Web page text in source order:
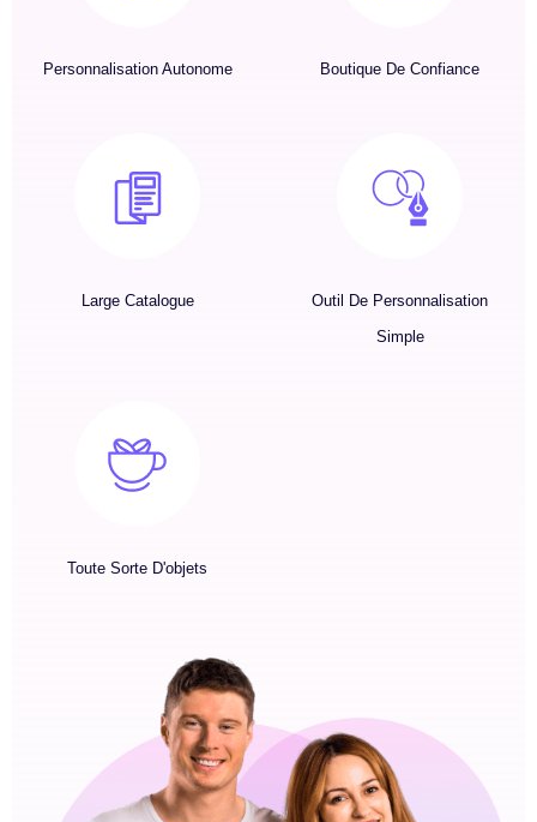
Personnalisation Autonome Boutique De Confiance
Large Catalogue
Outil De Personnalisation
Simple
Toute Sorte D'objets